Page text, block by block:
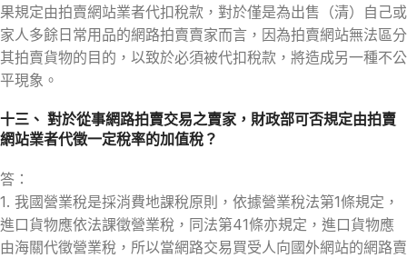
果規定由拍賣網站業者代扣稅款，對於僅是為出售（清）自己或
家人多餘日常用品的網路拍賣賣家而言，因為拍賣網站無法區分
其拍賣貨物的目的，以致於必須被代扣稅款，將造成另一種不公
平現象。
十三、 對於從事網路拍賣交易之賣家，財政部可否規定由拍賣
網站業者代徵一定稅率的加值稅？
答：
1. 我國營業稅是採消費地課稅原則，依據營業稅法第1條規定，
進口貨物應依法課徵營業稅，同法第41條亦規定，進口貨物應
由海關代徵營業稅，所以當網路交易買受人向國外網站的網路賣